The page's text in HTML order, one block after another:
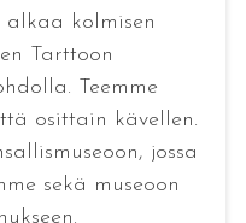
kolmisen
Tarttoon
Teemme
osittain kävellen.
jossa
sekä museoon